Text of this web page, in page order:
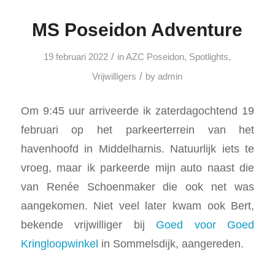
MS Poseidon Adventure
19 februari 2022 / inAZC Poseidon, Spotlights,
Vrijwilligers / byadmin
Om 9:45 uur arriveerde ik zaterdagochtend 19
februari op het parkeerterrein van het
havenhoofd in Middelharnis. Natuurlijk iets te
vroeg, maar ik parkeerde mijn auto naast die
van Renée Schoenmaker die ook net was
aangekomen. Niet veel later kwam ook Bert,
bekende vrijwilliger bij Goed voor Goed
Kringloopwinkel in Sommelsdijk, aangereden.